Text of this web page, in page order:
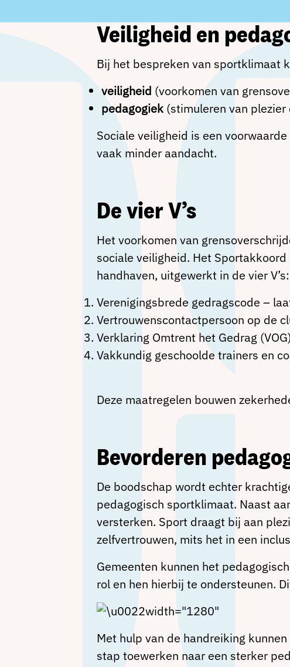
Veiligheid en
Bij het bespreken van sportklimaat
veiligheid (voorkomen van
pedagogiek(stimuleren van plezier
Sociale veiligheid is een
vaak minder aandacht.
De vier V’s
Het voorkomen van
sociale veiligheid. Het
handhaven, uitgewerkt in de vier V’s:
Verenigingsbrede gedragscode –
Vertrouwenscontactpersoon op de
Verklaring Omtrent het Gedrag
Vakkundig geschoolde trainers en
Deze maatregelen bouwen
Bevorderen
De boodschap wordt echter
pedagogisch sportklimaat. Naast
versterken. Sport draagt bij aan
zelfvertrouwen, mits het in een
Gemeenten kunnen het
rol en hen hierbij te ondersteunen.
Met hulp van de handreiking
stap toewerken naar een sterker